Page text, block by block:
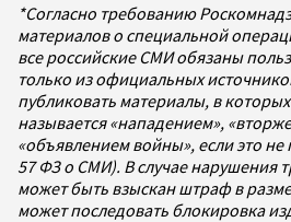
*Согласно требованию
материалов о специальной
все российские СМИ обязаны
только из официальных
публиковать материалы, в
называется «нападением»,
«объявлением войны», если это не
57 ФЗ о СМИ). В случае нарушения
может быть взыскан штраф в
может последовать блокировка